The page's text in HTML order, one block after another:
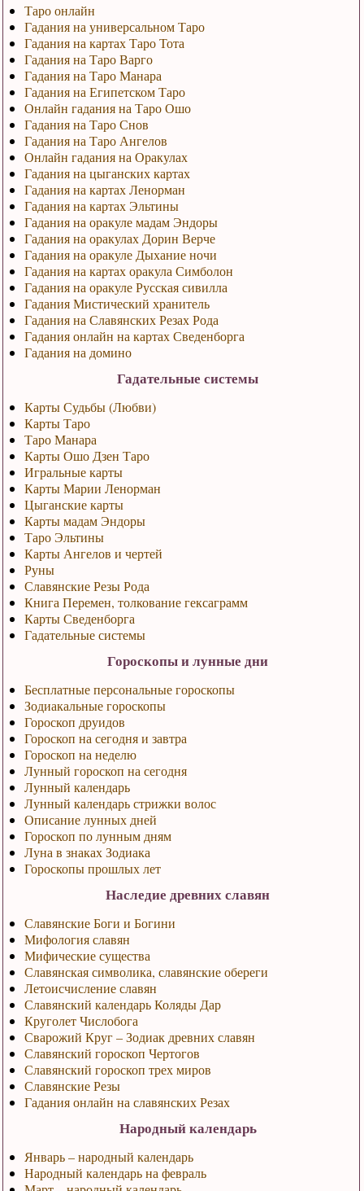
Таро онлайн
Гадания на универсальном Таро
Гадания на картах Таро Тота
Гадания на Таро Варго
Гадания на Таро Манара
Гадания на Египетском Таро
Онлайн гадания на Таро Ошо
Гадания на Таро Снов
Гадания на Таро Ангелов
Онлайн гадания на Оракулах
Гадания на цыганских картах
Гадания на картах Ленорман
Гадания на картах Эльтины
Гадания на оракуле мадам Эндоры
Гадания на оракулах Дорин Верче
Гадания на оракуле Дыхание ночи
Гадания на картах оракула Симболон
Гадания на оракуле Русская сивилла
Гадания Мистический хранитель
Гадания на Славянских Резах Рода
Гадания онлайн на картах Сведенборга
Гадания на домино
Гадательные системы
Карты Судьбы (Любви)
Карты Таро
Таро Манара
Карты Ошо Дзен Таро
Игральные карты
Карты Марии Ленорман
Цыганские карты
Карты мадам Эндоры
Таро Эльтины
Карты Ангелов и чертей
Руны
Славянские Резы Рода
Книга Перемен, толкование гексаграмм
Карты Сведенборга
Гадательные системы
Гороскопы и лунные дни
Бесплатные персональные гороскопы
Зодиакальные гороскопы
Гороскоп друидов
Гороскоп на сегодня и завтра
Гороскоп на неделю
Лунный гороскоп на сегодня
Лунный календарь
Лунный календарь стрижки волос
Описание лунных дней
Гороскоп по лунным дням
Луна в знаках Зодиака
Гороскопы прошлых лет
Наследие древних славян
Славянские Боги и Богини
Мифология славян
Мифические существа
Славянская символика, славянские обереги
Летоисчисление славян
Славянский календарь Коляды Дар
Круголет Числобога
Сварожий Круг – Зодиак древних славян
Славянский гороскоп Чертогов
Славянский гороскоп трех миров
Славянские Резы
Гадания онлайн на славянских Резах
Народный календарь
Январь – народный календарь
Народный календарь на февраль